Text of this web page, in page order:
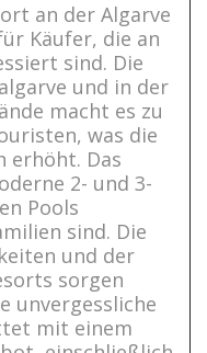
an der Algarve
Käufer, die an
sind. Die
und in der
macht es zu
was die
erhöht. Das
2- und 3-
Pools
sind. Die
und der
sorgen
unvergessliche
mit einem